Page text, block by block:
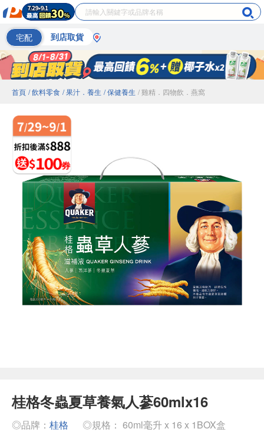
宅配 到店取貨
首頁 / 飲料零食 / 果汁．養生 / 保健養生 / 雞精．四物飲．燕窩
桂格冬蟲夏草養氣人蔘60mlx16
◎品牌： 桂格
◎規格： 60ml毫升 x 16 x 1BOX盒